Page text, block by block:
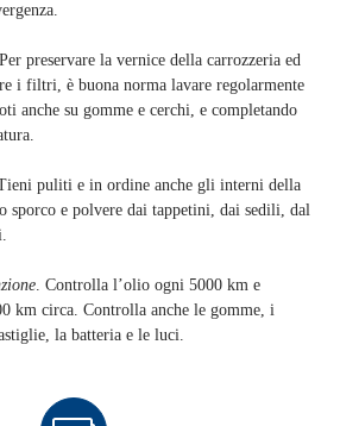
preservare la vernice della carrozzeria ed
i filtri, è buona norma lavare regolarmente
anche su gomme e cerchi, e completando
puliti e in ordine anche gli interni della
sporco e polvere dai tappetini, dai sedili, dal
. Controlla l’olio ogni 5000 km e
km circa. Controlla anche le gomme, i
la batteria e le luci.